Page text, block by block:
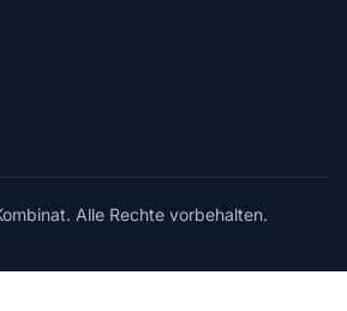
Alle Rechte vorbehalten.